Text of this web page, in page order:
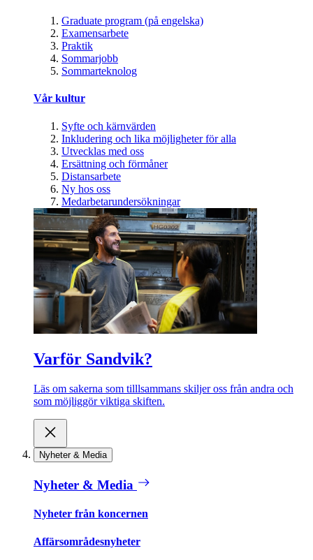
Graduate program (på engelska)
Examensarbete
Praktik
Sommarjobb
Sommarteknolog
Vår kultur
Syfte och kärnvärden
Inkludering och lika möjligheter för alla
Utvecklas med oss
Ersättning och förmåner
Distansarbete
Ny hos oss
Medarbetarundersökningar
Varför Sandvik?
Läs om sakerna som tilllsammans skiljer oss från andra och
som möjliggör viktiga skiften.
Nyheter & Media
Nyheter & Media
Nyheter från koncernen
Affärsområdesnyheter